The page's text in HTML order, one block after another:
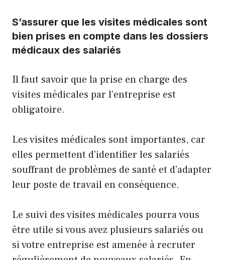
S’assurer que les visites médicales sont
bien prises en compte dans les dossiers
médicaux des salariés
Il faut savoir que la prise en charge des
visites médicales par l’entreprise est
obligatoire.
Les visites médicales sont importantes, car
elles permettent d’identifier les salariés
souffrant de problèmes de santé et d’adapter
leur poste de travail en conséquence.
Le suivi des visites médicales pourra vous
être utile si vous avez plusieurs salariés ou
si votre entreprise est amenée à recruter